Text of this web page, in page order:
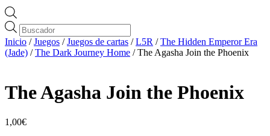
Búsqueda
de
productos
Inicio /Juegos /Juegos de cartas /L5R /The Hidden Emperor Era
(Jade) /The Dark Journey Home / The Agasha Join the Phoenix
The Agasha Join the Phoenix
1,00€